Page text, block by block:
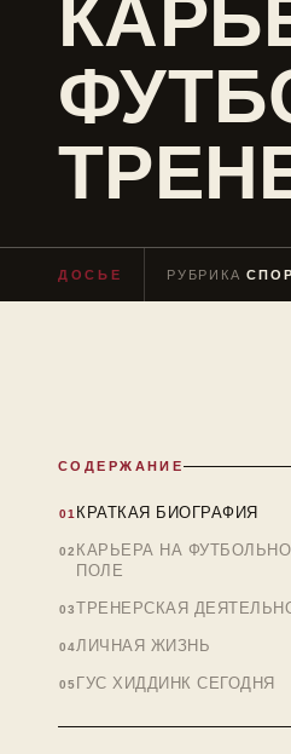
ДОСЬЕ РУБРИКА
СОДЕРЖАНИЕ
КРАТКАЯ БИОГРАФИЯ
КАРЬЕРА НА
ПОЛЕ
ТРЕНЕРСКАЯ
ЛИЧНАЯ ЖИЗНЬ
ГУС ХИДДИНК СЕГОДНЯ